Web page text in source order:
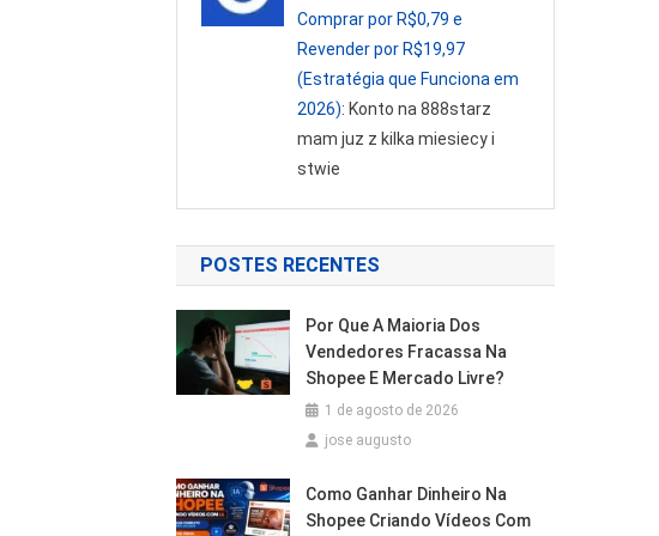
Comprar por R$0,79 e
Revender por R$19,97
(Estratégia que Funciona em
2026): Konto na 888starz
mam juz z kilka miesiecy i
stwie
POSTES RECENTES
Por Que A Maioria Dos
Vendedores Fracassa Na
Shopee E Mercado Livre?
1 de agosto de 2026
jose augusto
Como Ganhar Dinheiro Na
Shopee Criando Vídeos Com